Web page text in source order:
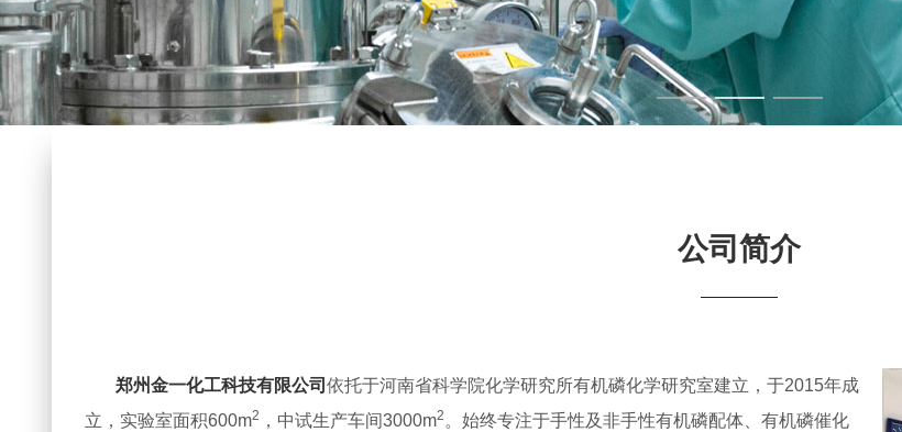
公司简介
郑州金一化工科技有限公司 依托于河南省科学院化学研究所有机磷化学研究室建立，于2015年成
立，实验室面积600m2 ，中试生产车间3000m2 。始终专注于手性及非手性有机磷配体、有机磷催化